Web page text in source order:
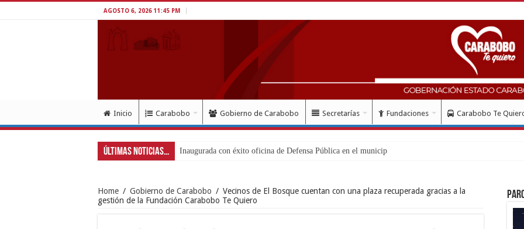
AGOSTO 6, 2026 11:45 PM
Inicio Carabobo Gobierno de Carabobo Secretarías Fundaciones Carabobo Te
Últimas Noticias... Inaugurada con éxito oficina de Defensa Pública en el municipio Guacara
Home / Gobierno de Carabobo / Vecinos de El Bosque cuentan con una plaza recuperada gracias a la
gestión de la Fundación Carabobo Te Quiero